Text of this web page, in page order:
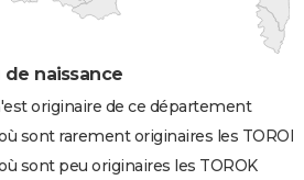
de naissance
originaire de ce département
sont rarement originaires les TOROK
sont peu originaires les TOROK